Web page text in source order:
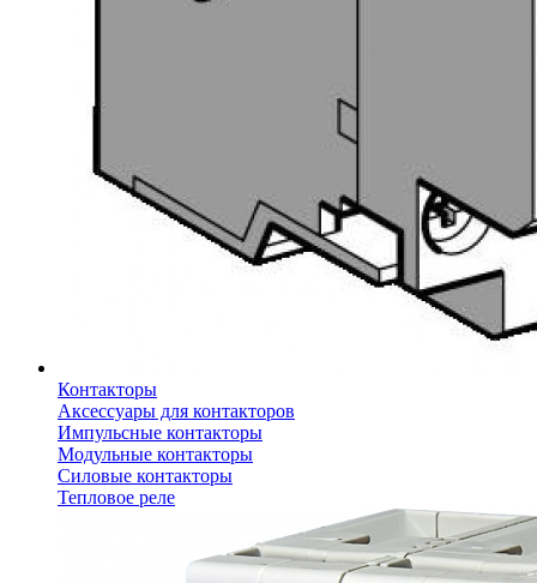
Контакторы
Аксессуары для контакторов
Импульсные контакторы
Модульные контакторы
Силовые контакторы
Тепловое реле